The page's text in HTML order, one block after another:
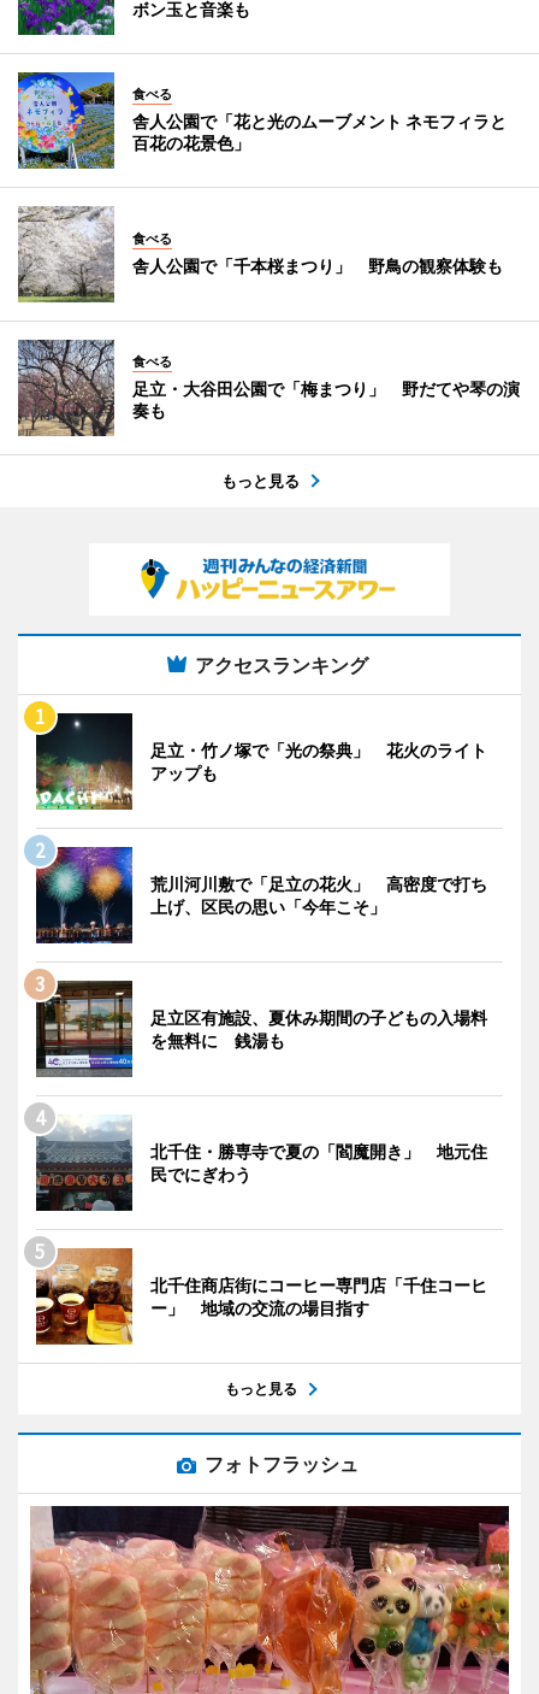
ボン玉と音楽も
食べる
舎人公園で「花と光のムーブメント ネモフィラと
百花の花景色」
食べる
舎人公園で「千本桜まつり」 野鳥の観察体験も
食べる
足立・大谷田公園で「梅まつり」 野だてや琴の演
奏も
もっと見る
アクセスランキング
足立・竹ノ塚で「光の祭典」 花火のライト
アップも
荒川河川敷で「足立の花火」 高密度で打ち
上げ、区民の思い「今年こそ」
足立区有施設、夏休み期間の子どもの入場料
を無料に 銭湯も
北千住・勝専寺で夏の「閻魔開き」 地元住
民でにぎわう
北千住商店街にコーヒー専門店「千住コーヒ
ー」 地域の交流の場目指す
もっと見る
フォトフラッシュ